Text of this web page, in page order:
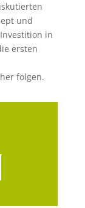
und
in
ersten
folgen.